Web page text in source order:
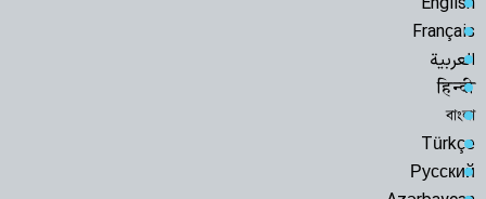
Français
العربیة
हिन्दी
বাংলা
Türkçe
Русский